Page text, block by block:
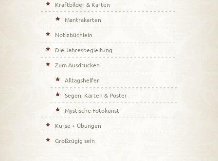
Kraftbilder & Karten
Mantrakarten
Notizbüchlein
Die Jahresbegleitung
Zum Ausdrucken
Alltagshelfer
Segen, Karten & Poster
Mystische Fotokunst
Kurse + Übungen
Großzügig sein